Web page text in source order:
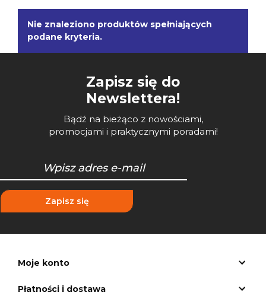
Nie znaleziono produktów spełniających
podane kryteria.
Zapisz się do
Newslettera!
Bądź na bieżąco z nowościami,
promocjami i praktycznymi poradami!
Zapisz się
Moje konto
Płatności i dostawa